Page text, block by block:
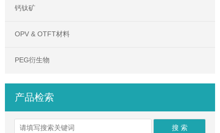
钙钛矿
OPV & OTFT材料
PEG衍生物
产品检索